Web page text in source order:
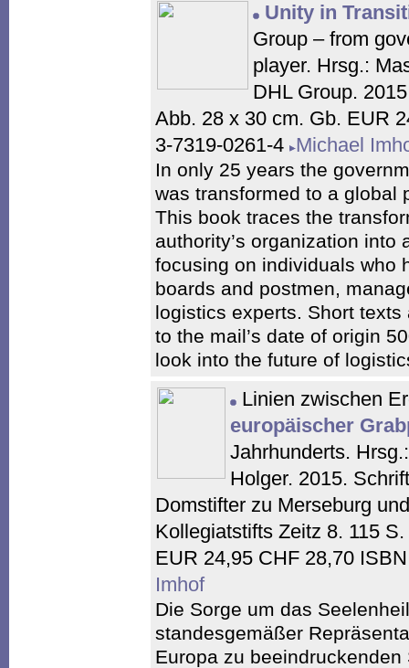
Unity in
Group – from
player. Hrsg.:
DHL Group.
Abb. 28 x 30 cm. Gb. EUR
3-7319-0261-4 Michael
In only 25 years the
was transformed to a global
This book traces the
authority’s organization into
focusing on individuals who
boards and postmen,
logistics experts. Short
to the mail’s date of origin
look into the future of
Linien zwischen
europäischer
Jahrhunderts.
Holger. 2015.
Domstifter zu Merseburg
Kollegiatstifts Zeitz 8. 115
EUR 24,95 CHF 28,70
Imhof
Die Sorge um das
standesgemäßer
Europa zu beeindruckenden